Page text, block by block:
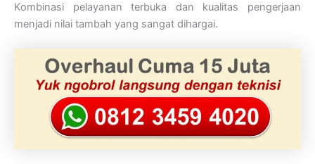
Kombinasi pelayanan terbuka dan kualitas pengerjaan
menjadi nilai tambah yang sangat dihargai.